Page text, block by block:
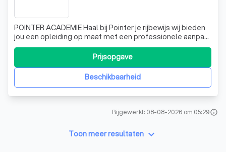
POINTER ACADEMIE Haal bij Pointer je rijbewijs wij bieden
jou een opleiding op maat met een professionele aanpak
tegen de laagste tarief. Je krijgt les van professioneel
rijinstructeur hij of zij zal jou niet alleen begeleiden met
het behalen van je rijbewijs maar ook met het halen van je
theorie ce
Beschikbaarheid
Prijsopgave
Bijgewerkt: 08-08-2026 om 05:29info
Toon meer resultaten keyboard_arrow_down